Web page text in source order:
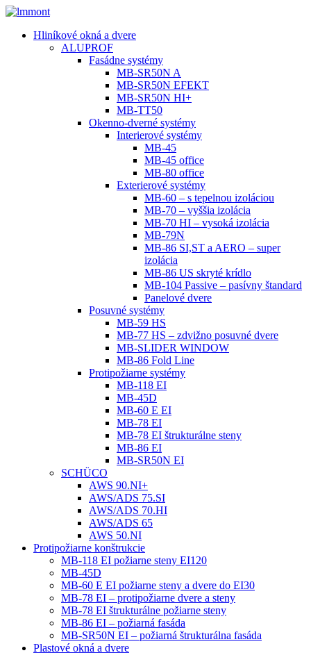
Hliníkové okná a dvere
ALUPROF
Fasádne systémy
MB-SR50N A
MB-SR50N EFEKT
MB-SR50N HI+
MB-TT50
Okenno-dverné systémy
Interierové systémy
MB-45
MB-45 office
MB-80 office
Exterierové systémy
MB-60 – s tepelnou izoláciou
MB-70 – vyššia izolácia
MB-70 HI – vysoká izolácia
MB-79N
MB-86 SI,ST a AERO – super
izolácia
MB-86 US skryté krídlo
MB-104 Passive – pasívny štandard
Panelové dvere
Posuvné systémy
MB-59 HS
MB-77 HS – zdvižno posuvné dvere
MB-SLIDER WINDOW
MB-86 Fold Line
Protipožiarne systémy
MB-118 EI
MB-45D
MB-60 E EI
MB-78 EI
MB-78 EI štrukturálne steny
MB-86 EI
MB-SR50N EI
SCHÜCO
AWS 90.NI+
AWS/ADS 75.SI
AWS/ADS 70.HI
AWS/ADS 65
AWS 50.NI
Protipožiarne konštrukcie
MB-118 EI požiarne steny EI120
MB-45D
MB-60 E EI požiarne steny a dvere do EI30
MB-78 EI – protipožiarne dvere a steny
MB-78 EI štrukturálne požiarne steny
MB-86 EI – požiarná fasáda
MB-SR50N EI – požiarná štrukturálna fasáda
Plastové okná a dvere